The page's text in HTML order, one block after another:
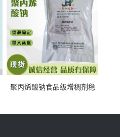
聚丙烯酸钠食品级增稠剂稳